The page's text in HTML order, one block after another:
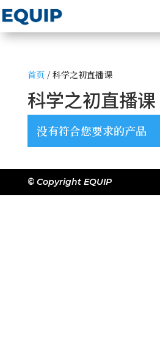
首页/ 科学之初直播课
科学之初直播课
没有符合您要求的产品
© Copyright EQUIP